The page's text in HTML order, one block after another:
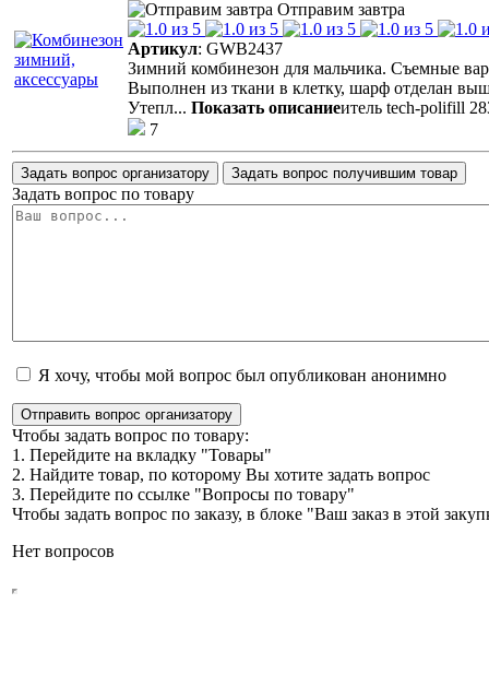
Отправим завтра
Артикул: GWB2437
Зимний комбинезон для мальчика. Съемные
Выполнен из ткани в клетку, шарф отделан
Утепл... Показать описаниеитель tech-polifill
7
Задать вопрос организатору Задать вопрос получившим товар
Задать вопрос по товару
Я хочу, чтобы мой вопрос был опубликован анонимно
Отправить вопрос организатору
Чтобы задать вопрос по товару:
1. Перейдите на вкладку "Товары"
2. Найдите товар, по которому Вы хотите задать вопрос
3. Перейдите по ссылке "Вопросы по товару"
Чтобы задать вопрос по заказу, в блоке "Ваш заказ в этой
Нет вопросов